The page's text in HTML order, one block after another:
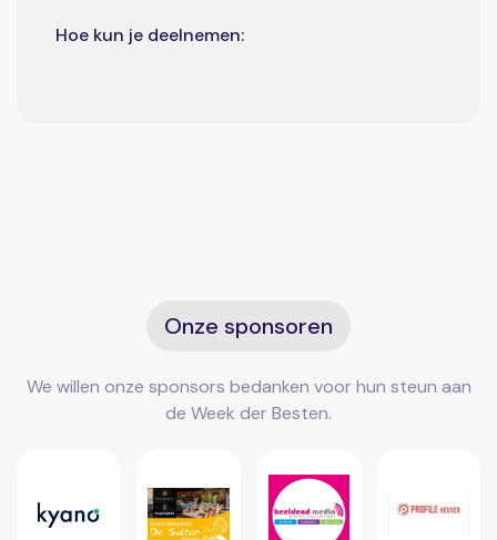
Hoe kun je deelnemen:
Onze sponsoren
We willen onze sponsors bedanken voor hun steun aan
de Week der Besten.